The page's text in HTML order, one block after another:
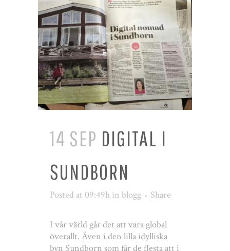
14 SEP DIGITAL I
SUNDBORN
Posted at 09:49h in blogg Share
I vår värld går det att vara global
överallt. Även i den lilla idylliska
byn Sundborn som får de flesta att i